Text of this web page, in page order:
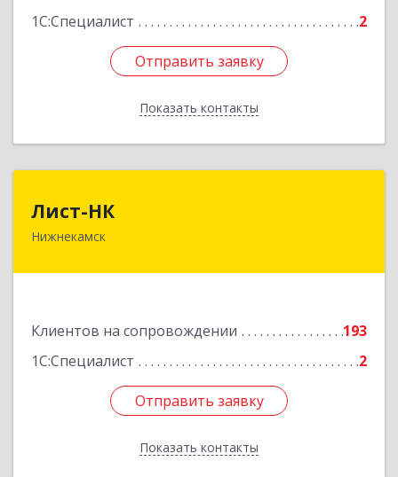
1С:Специалист
2
Отправить заявку
Показать контакты
Отправить заявку
Назад
Лист-НК
Нижнекамск
Клиентов на сопровождении
193
1С:Специалист
2
Отправить заявку
Показать контакты
423585, Татарстан Респ, Нижнекамский р-н,
Отправить заявку
Назад